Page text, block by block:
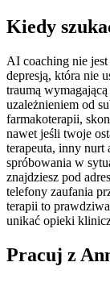
Kiedy
AI coaching nie
depresją, która nie
traumą
uzależnieniem od
farmakoterapii,
nawet jeśli twoje
terapeuta, inny nurt
spróbowania w
znajdziesz pod
telefony zaufania
terapii to
unikać opieki
Pracuj z